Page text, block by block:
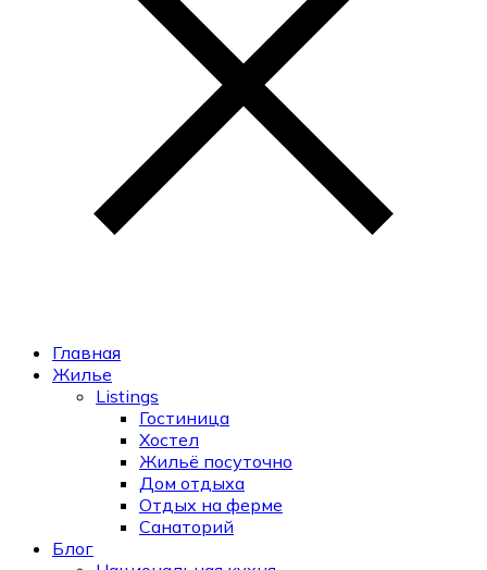
Главная
Жилье
Listings
Гостиница
Хостел
Жильё посуточно
Дом отдыха
Отдых на ферме
Санаторий
Блог